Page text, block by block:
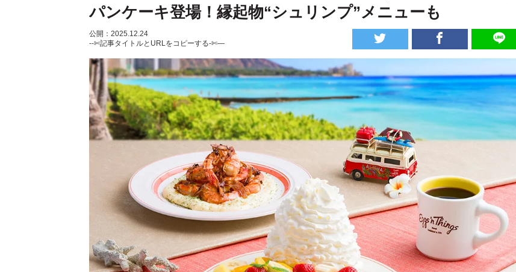
パンケーキ登場！縁起物“シュリンプ”メニューも
公開：2025.12.24
--✄記事タイトルとURLをコピーする-✄—